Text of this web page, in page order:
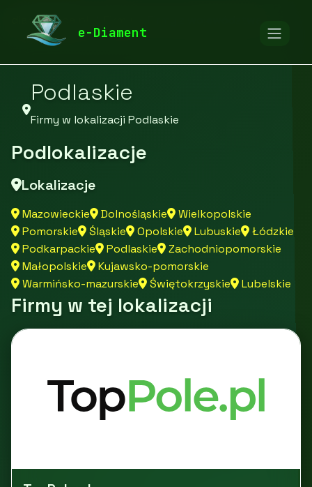
e-Diament
diamentspa.pl
Podlaskie
Firmy w lokalizacji Podlaskie
Podlokalizacje
Lokalizacje
Mazowieckie Dolnośląskie
Wielkopolskie
Pomorskie
Śląskie Opolskie Lubuskie
Łódzkie
Podkarpackie
Podlaskie
Zachodniopomorskie
Małopolskie
Kujawsko-pomorskie
Warmińsko-mazurskie
Świętokrzyskie Lubelskie
Firmy w tej lokalizacji